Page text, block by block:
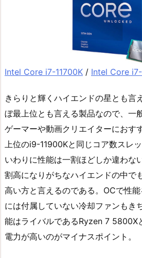
Intel Core i7-11700K / Intel Core
きらりと輝くハイエンドの星とも言
ぼ最上位とも言える製品なので、一
ゲーマーや動画クリエイターにおす
上位のi9-11900Kと同じコア数スレ
いわりに性能は一割ほどしか違わな
割高になりがちなハイエンドの中で
高い方と言えるのである。OCで性
には付属していない冷却ファンもき
能はライバルであるRyzen 7 5800X
電力が高いのがマイナスポイント。